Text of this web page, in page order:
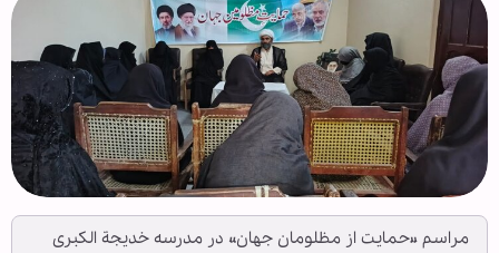
مراسم «حمایت از مظلومان جهان» در مدرسه خدیجة الکبری